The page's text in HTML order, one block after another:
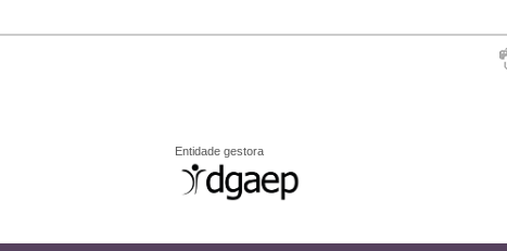
Entidade gestora